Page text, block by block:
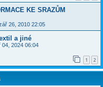
KE SRAZŮM
26, 2010 22:05
a jiné
04, 2024 06:04
1 2